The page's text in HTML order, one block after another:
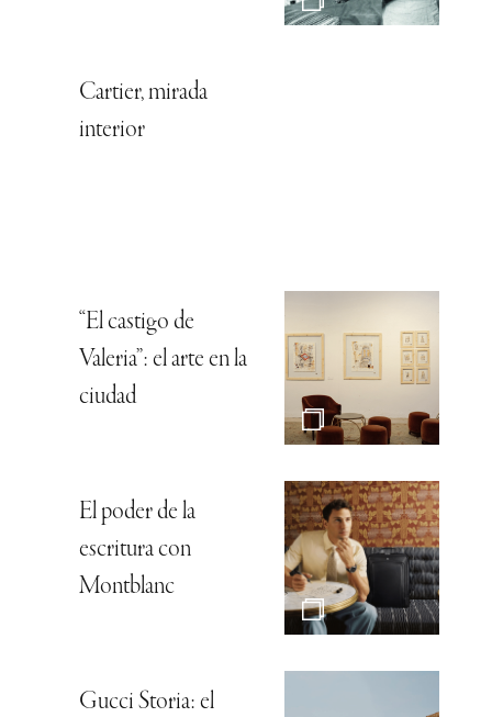
Cartier, mirada
interior
“El castigo de
Valeria”: el arte en la
ciudad
El poder de la
escritura con
Montblanc
Gucci Storia: el